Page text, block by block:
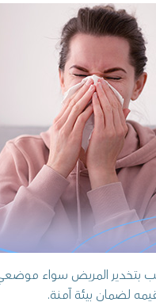
بتخدير المريض سواء
لضمان بيئة آمنة.